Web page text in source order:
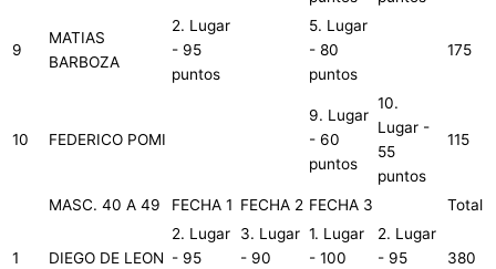
9
MATIAS
BARBOZA
2. Lugar
- 95
puntos
5. Lugar
- 80
puntos
175
10 FEDERICO POMI
9. Lugar
- 60
puntos
10.
Lugar -
55
puntos
115
MASC. 40 A 49 FECHA 1 FECHA 2 FECHA 3 Total
1 DIEGO DE LEON
2. Lugar
- 95
3. Lugar
- 90
1. Lugar
- 100
2. Lugar
- 95
380